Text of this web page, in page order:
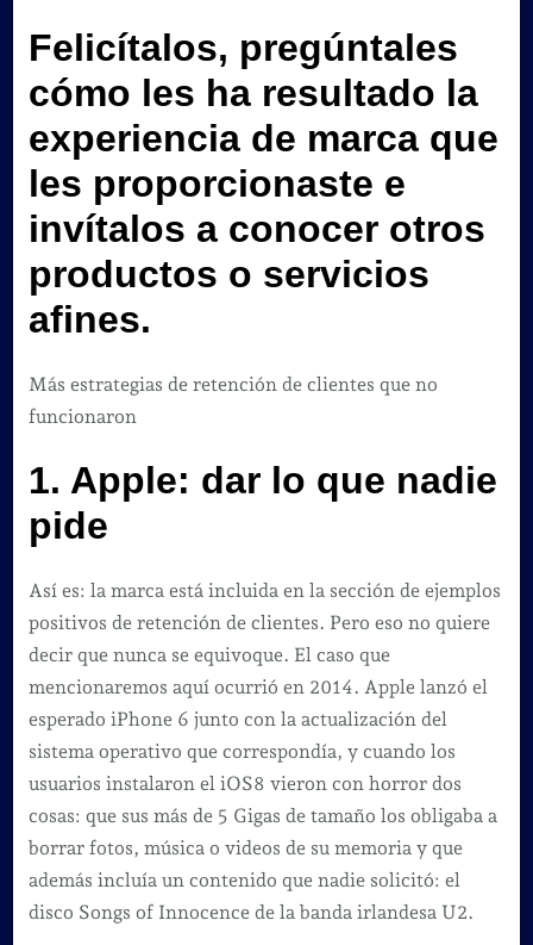
Felicítalos, pregúntales
cómo les ha resultado la
experiencia de marca que
les proporcionaste e
invítalos a conocer otros
productos o servicios
afines.
Más estrategias de retención de clientes que no
funcionaron
1. Apple: dar lo que nadie
pide
Así es: la marca está incluida en la sección de ejemplos
positivos de retención de clientes. Pero eso no quiere
decir que nunca se equivoque. El caso que
mencionaremos aquí ocurrió en 2014. Apple lanzó el
esperado iPhone 6 junto con la actualización del
sistema operativo que correspondía, y cuando los
usuarios instalaron el iOS8 vieron con horror dos
cosas: que sus más de 5 Gigas de tamaño los obligaba a
borrar fotos, música o videos de su memoria y que
además incluía un contenido que nadie solicitó: el
disco Songs of Innocence de la banda irlandesa U2.